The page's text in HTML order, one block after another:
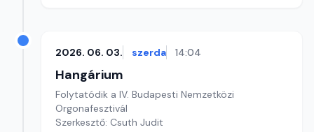
2026. 06. 03. szerda 14:04
Hangárium
Folytatódik a IV. Budapesti Nemzetközi
Orgonafesztivál
Szerkesztő: Csuth Judit